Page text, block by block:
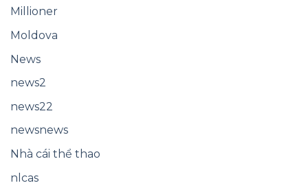
Millioner
Moldova
News
news2
news22
newsnews
Nhà cái thể thao
nlcas